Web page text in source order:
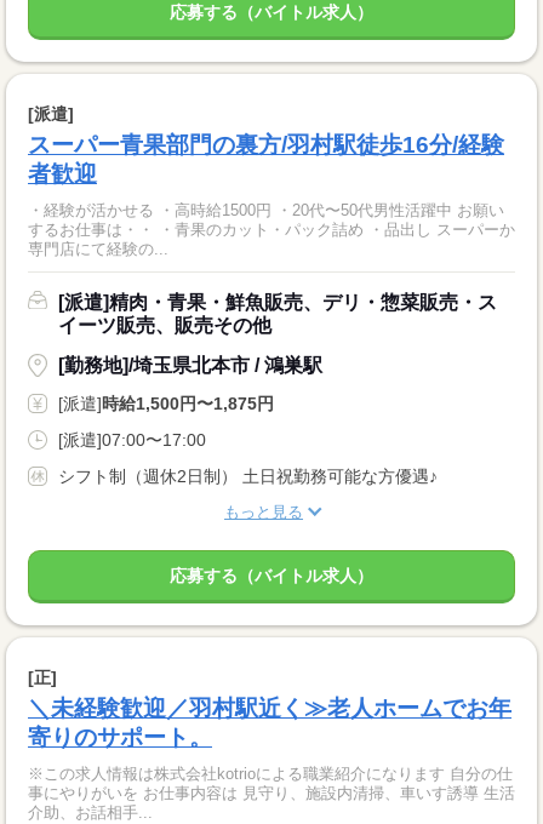
応募する（バイトル求人）
[派遣]
スーパー青果部門の裏方/羽村駅徒歩16分/経験
者歓迎
・経験が活かせる ・高時給1500円 ・20代〜50代男性活躍中 お願い
するお仕事は・・ ・青果のカット・パック詰め ・品出し スーパーか
専門店にて経験の...
[派遣]精肉・青果・鮮魚販売、デリ・惣菜販売・ス
イーツ販売、販売その他
[勤務地]/埼玉県北本市 / 鴻巣駅
[派遣]時給1,500円〜1,875円
[派遣]07:00〜17:00
シフト制（週休2日制） 土日祝勤務可能な方優遇♪
もっと見る
応募する（バイトル求人）
[正]
＼未経験歓迎／羽村駅近く≫老人ホームでお年
寄りのサポート。
※この求人情報は株式会社kotrioによる職業紹介になります 自分の仕
事にやりがいを お仕事内容は 見守り、施設内清掃、車いす誘導 生活
介助、お話相手...